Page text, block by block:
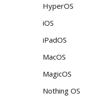
HyperOS
iOS
iPadOS
MacOS
MagicOS
Nothing OS